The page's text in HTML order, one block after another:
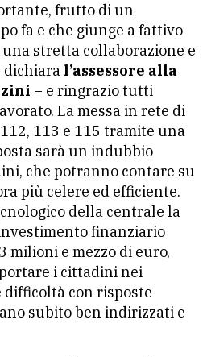
frutto di un
fa e che giunge a fattivo
stretta collaborazione e
dichiara l’assessore alla
– e ringrazio tutti
La messa in rete di
113 e 115 tramite una
sarà un indubbio
che potranno contare su
più celere ed efficiente.
della centrale la
finanziario
milioni e mezzo di euro,
i cittadini nei
difficoltà con risposte
subito ben indirizzati e